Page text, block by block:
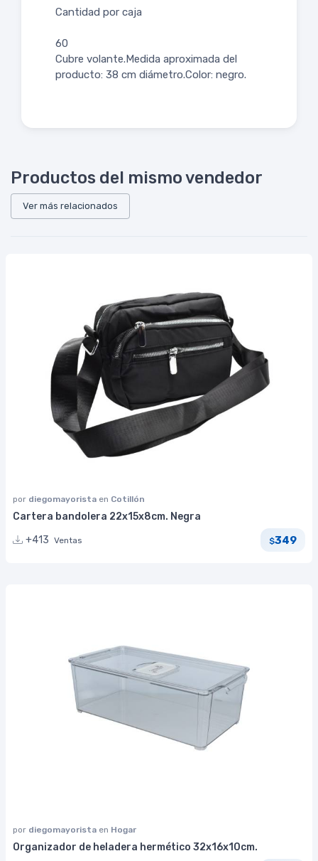
Cantidad por caja
60
Cubre volante.Medida aproximada del
producto: 38 cm diámetro.Color: negro.
Productos del mismo vendedor
Ver más relacionados
por diegomayorista en Cotillón
Cartera bandolera 22x15x8cm. Negra
+413 Ventas $349
por diegomayorista en Hogar
Organizador de heladera hermético 32x16x10cm.